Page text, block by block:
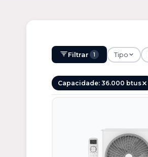
Filtrar 1 Tipo
Capacidade: 36.000 btus